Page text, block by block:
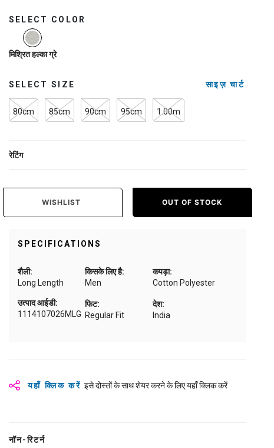
SELECT COLOR
selected
मिश्रित हल्का ग्रे
SELECT SIZE साइज़ चार्ट
80cm 85cm 90cm 95cm 1.00m
रेटिंग
WISHLIST OUT OF STOCK
SPECIFICATIONS
शैली:
Long Length
किसके लिए है:
Men
कपड़ा:
Cotton Polyester
फिट:
Regular Fit
देश:
India
उत्पाद आईडी:
1114107026MLG
यहाँ क्लिक करें इसे दोस्तों के साथ शेयर करने के लिए यहाँ क्लिक करें
नॉन-रिटर्न